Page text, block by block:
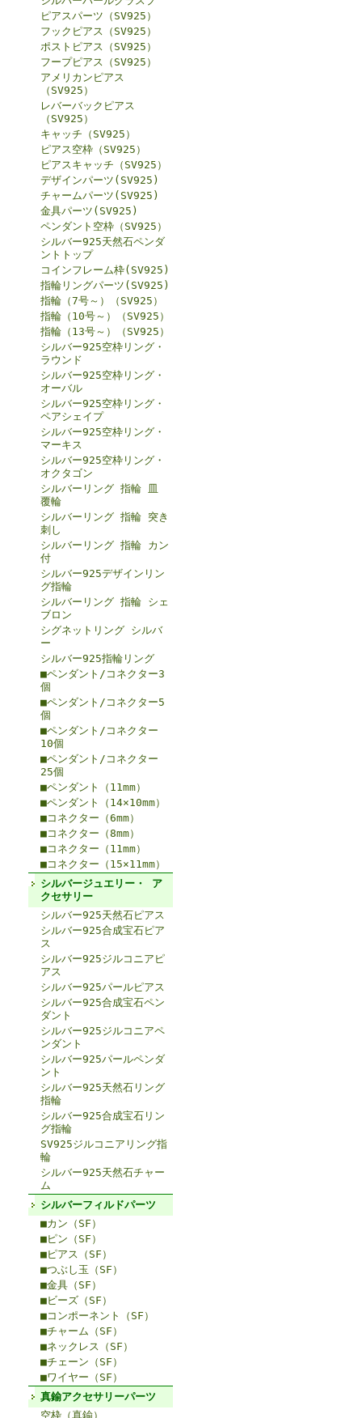
ピアスパーツ（SV925）
フックピアス（SV925）
ポストピアス（SV925）
フープピアス（SV925）
アメリカンピアス
（SV925）
レバーバックピアス
（SV925）
キャッチ（SV925）
ピアス空枠（SV925）
ピアスキャッチ（SV925）
デザインパーツ(SV925)
チャームパーツ(SV925)
金具パーツ(SV925)
ペンダント空枠（SV925）
シルバー925天然石ペンダ
ントトップ
コインフレーム枠(SV925)
指輪リングパーツ(SV925)
指輪（7号～）（SV925）
指輪（10号～）（SV925）
指輪（13号～）（SV925）
シルバー925空枠リング・
ラウンド
シルバー925空枠リング・
オーバル
シルバー925空枠リング・
ペアシェイプ
シルバー925空枠リング・
マーキス
シルバー925空枠リング・
オクタゴン
シルバーリング 指輪 皿
覆輪
シルバーリング 指輪 突き
刺し
シルバーリング 指輪 カン
付
シルバー925デザインリン
グ指輪
シルバーリング 指輪 シェ
ブロン
シグネットリング シルバ
ー
シルバー925指輪リング
■ペンダント/コネクター3
個
■ペンダント/コネクター5
個
■ペンダント/コネクター
10個
■ペンダント/コネクター
25個
■ペンダント（11mm）
■ペンダント（14×10mm）
■コネクター（6mm）
■コネクター（8mm）
■コネクター（11mm）
■コネクター（15×11mm）
シルバージュエリー・ ア
クセサリー
シルバー925天然石ピアス
シルバー925合成宝石ピア
ス
シルバー925ジルコニアピ
アス
シルバー925パールピアス
シルバー925合成宝石ペン
ダント
シルバー925ジルコニアペ
ンダント
シルバー925パールペンダ
ント
シルバー925天然石リング
指輪
シルバー925合成宝石リン
グ指輪
SV925ジルコニアリング指
輪
シルバー925天然石チャー
ム
シルバーフィルドパーツ
■カン（SF）
■ピン（SF）
■ピアス（SF）
■つぶし玉（SF）
■金具（SF）
■ビーズ（SF）
■コンポーネント（SF）
■チャーム（SF）
■ネックレス（SF）
■チェーン（SF）
■ワイヤー（SF）
真鍮アクセサリーパーツ
空枠（真鍮）